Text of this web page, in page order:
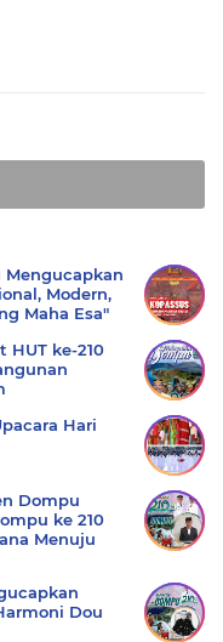
Mengucapkan
Modern,
Maha Esa"
HUT ke-210
Hari
Dompu
ke 210
Menuju
Dou